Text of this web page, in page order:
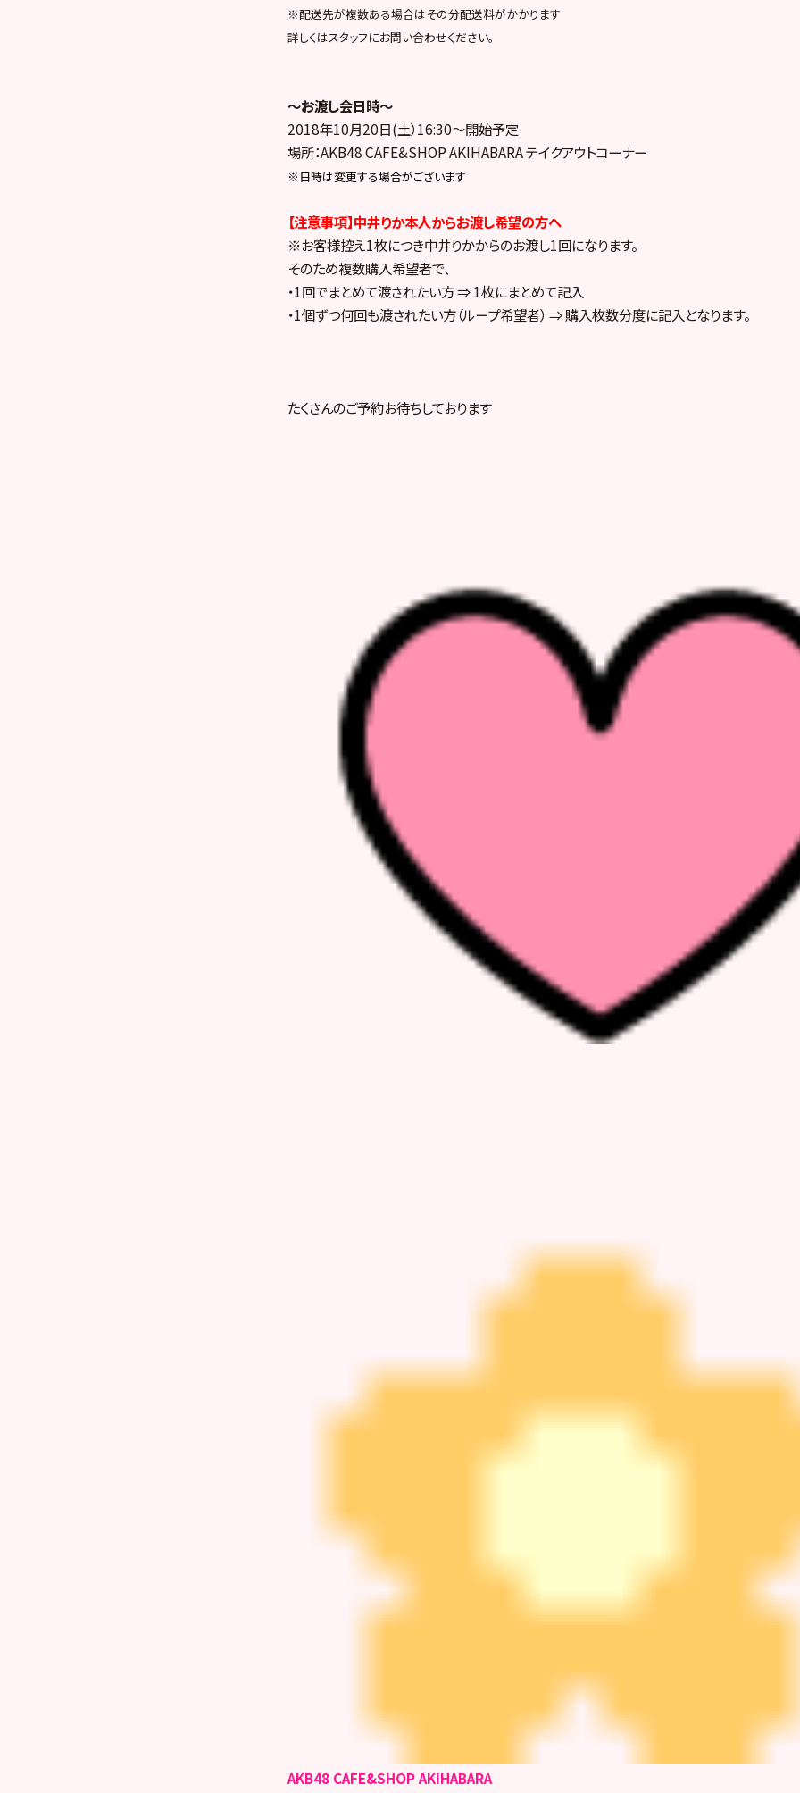
※配送先が複数ある場合はその分配送料がかかります
詳しくはスタッフにお問い合わせください。
～お渡し会日時～
2018年10月20日(土）16:30～開始予定
場所：AKB48 CAFE&SHOP AKIHABARA テイクアウトコーナー
※日時は変更する場合がございます
【注意事項】中井りか本人からお渡し希望の方へ
※お客様控え1枚につき中井りかからのお渡し1回になります。
そのため複数購入希望者で、
・1回でまとめて渡されたい方 ⇒ 1枚にまとめて記入
・1個ずつ何回も渡されたい方（ループ希望者） ⇒ 購入枚数分度に記入となります。
たくさんのご予約お待ちしております
AKB48 CAFE&SHOP AKIHABARA